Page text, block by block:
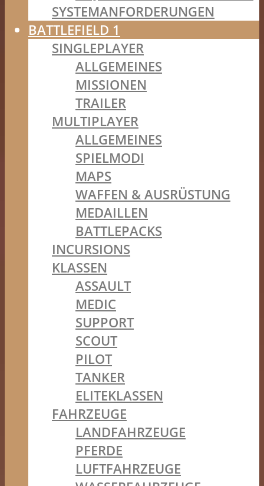
SYSTEMANFORDERUNGEN
BATTLEFIELD 1
SINGLEPLAYER
ALLGEMEINES
MISSIONEN
TRAILER
MULTIPLAYER
ALLGEMEINES
SPIELMODI
MAPS
WAFFEN & AUSRÜSTUNG
MEDAILLEN
BATTLEPACKS
INCURSIONS
KLASSEN
ASSAULT
MEDIC
SUPPORT
SCOUT
PILOT
TANKER
ELITEKLASSEN
FAHRZEUGE
LANDFAHRZEUGE
PFERDE
LUFTFAHRZEUGE